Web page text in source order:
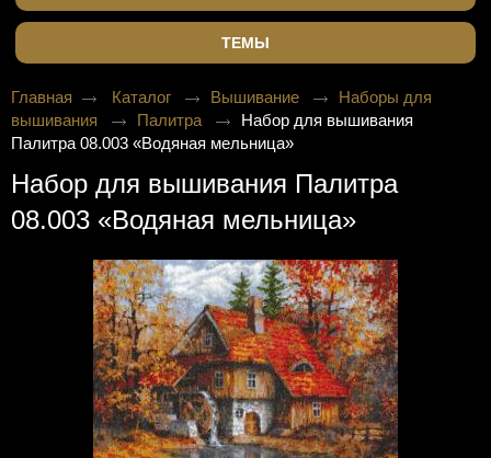
ТЕМЫ
Главная Каталог Вышивание
Наборы для
вышивания
Палитра
Набор для вышивания
Палитра 08.003 «Водяная мельница»
Набор для вышивания Палитра
08.003 «Водяная мельница»